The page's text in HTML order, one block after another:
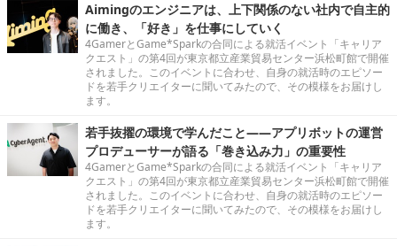
Aimingのエンジニアは、上下関係のない社内で自主的
に働き、「好き」を仕事にしていく
4GamerとGame*Sparkの合同による就活イベント「キャリア
クエスト」の第4回が東京都立産業貿易センター浜松町館で開催
されました。このイベントに合わせ、自身の就活時のエピソー
ドを若手クリエイターに聞いてみたので、その模様をお届けし
ます。
若手抜擢の環境で学んだこと――アプリボットの運営
プロデューサーが語る「巻き込み力」の重要性
4GamerとGame*Sparkの合同による就活イベント「キャリア
クエスト」の第4回が東京都立産業貿易センター浜松町館で開催
されました。このイベントに合わせ、自身の就活時のエピソー
ドを若手クリエイターに聞いてみたので、その模様をお届けし
ます。